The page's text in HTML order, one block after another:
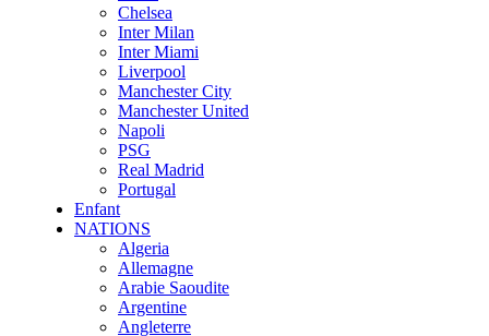
Chelsea
Inter Milan
Inter Miami
Liverpool
Manchester City
Manchester United
Napoli
PSG
Real Madrid
Portugal
Enfant
NATIONS
Algeria
Allemagne
Arabie Saoudite
Argentine
Angleterre